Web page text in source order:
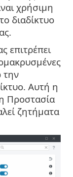
χρήσιμη
διαδίκτυο
επιτρέπει
την
Αυτή η
Προστασία
ζητήματα